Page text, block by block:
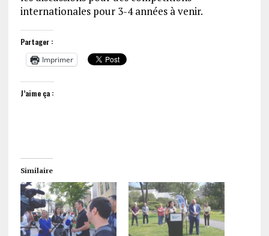
internationales pour 3-4 années à venir.
Partager :
Imprimer
J’aime ça :
Similaire